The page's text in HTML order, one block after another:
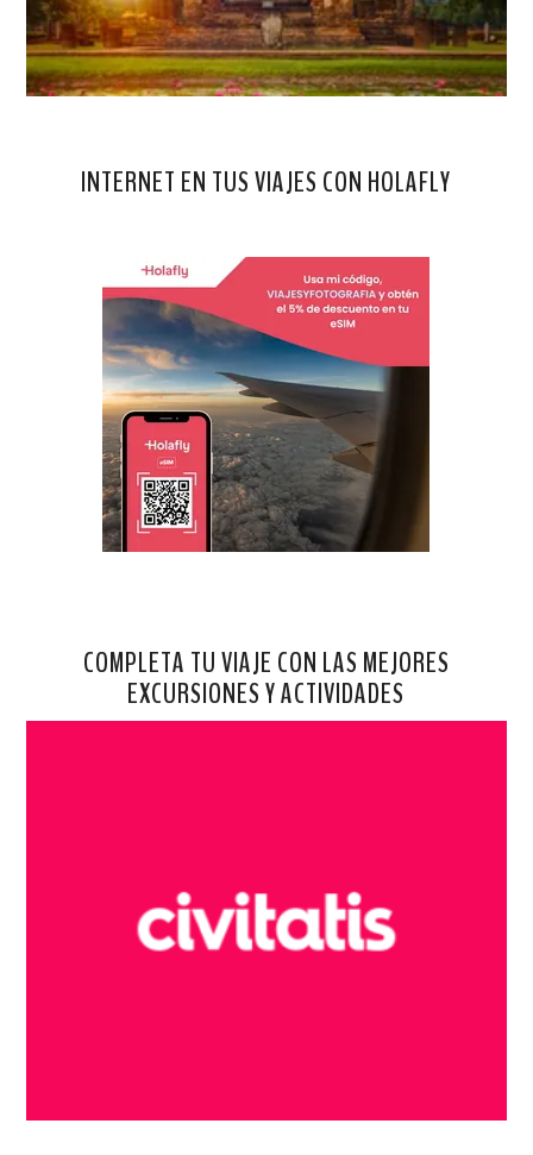
INTERNET EN TUS VIAJES CON HOLAFLY
COMPLETA TU VIAJE CON LAS MEJORES
EXCURSIONES Y ACTIVIDADES